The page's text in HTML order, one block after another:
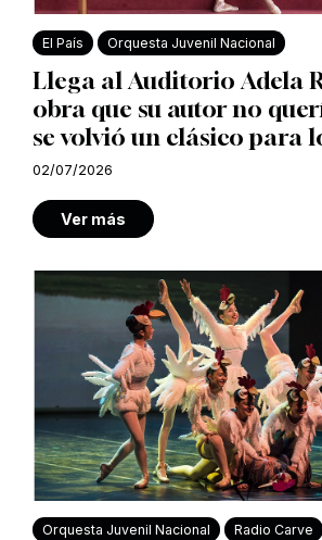
El País Orquesta Juvenil Nacional
Llega al Auditorio Adela
obra que su autor no
se volvió un clásico para
02/07/2026
Ver más
Orquesta Juvenil Nacional Radio Carve